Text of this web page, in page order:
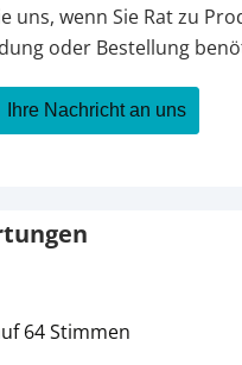
uns, wenn Sie Rat zu
oder Bestellung
Ihre Nachricht an uns
64 Stimmen